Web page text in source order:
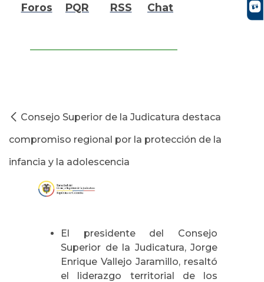
Foros PQR RSS Chat
Consejo Superior de la Judicatura destaca
compromiso regional por la protección de la
infancia y la adolescencia
El presidente del Consejo
Superior de la Judicatura, Jorge
Enrique Vallejo Jaramillo, resaltó
el liderazgo territorial de los